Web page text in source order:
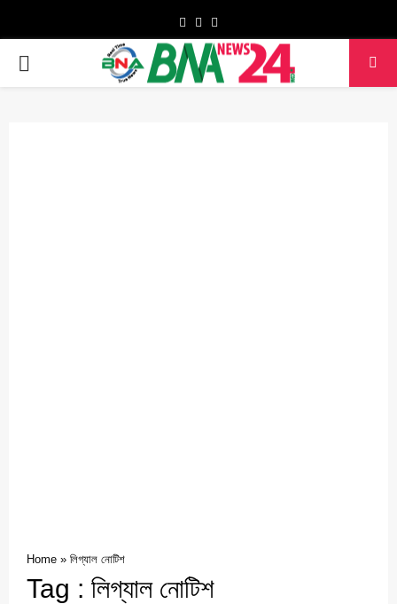
Facebook
Twitter
PRIMARY
Home » লিগ্যাল নোটিশ
Tag : লিগ্যাল নোটিশ